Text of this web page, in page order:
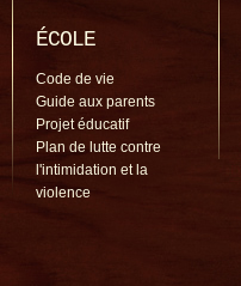
ÉCOLE
Code de vie
Guide aux parents
Projet éducatif
Plan de lutte contre
l'intimidation et la
violence